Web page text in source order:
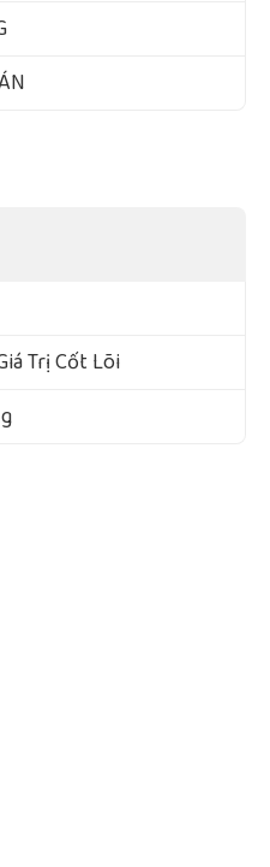
Trị Cốt Lõi